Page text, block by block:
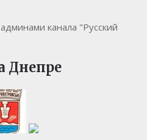
канала "Русский
Днепре